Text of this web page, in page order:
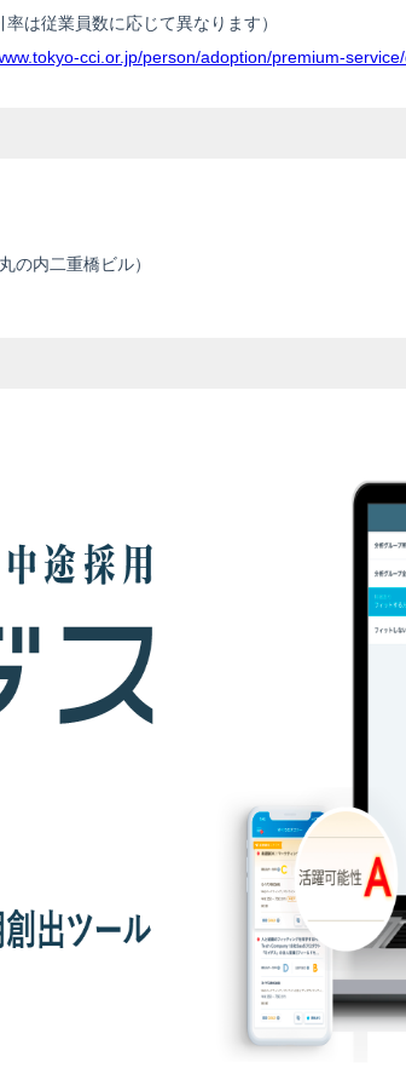
は従業員数に応じて異なります）
cci.or.jp/person/adoption/premium-
の内二重橋ビル）